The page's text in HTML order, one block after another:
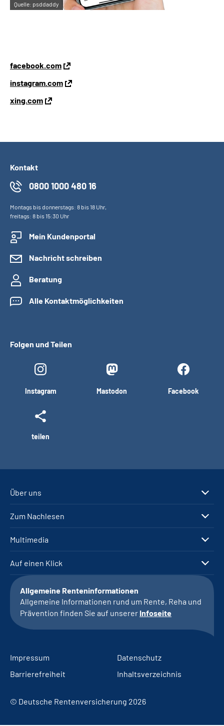
Quelle: psddaddy
facebook.com
instagram.com
xing.com
Kontakt
0800 1000 480 16
Montags bis donnerstags: 8 bis 18 Uhr,
freitags: 8 bis 15:30 Uhr
Mein Kundenportal
Nachricht schreiben
Beratung
Alle Kontaktmöglichkeiten
Folgen und Teilen
Instagram Mastodon Facebook
teilen
Über uns
Zum Nachlesen
Multimedia
Auf einen Klick
Allgemeine Renteninformationen
Allgemeine Informationen rund um Rente, Reha und
Prävention finden Sie auf unserer Infoseite
Impressum
Datenschutz
Barrierefreiheit
Inhaltsverzeichnis
© Deutsche Rentenversicherung 2026